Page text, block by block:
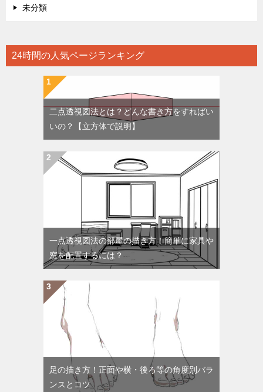
未分類
24時間の人気ページランキング
二点透視図法とは？どんな書き方をすればい
いの？【立方体で説明】
一点透視図法の部屋の描き方！簡単に家具や
窓を配置するには？
足の描き方！正面や横・後ろ等の角度別バラ
ンスとコツ